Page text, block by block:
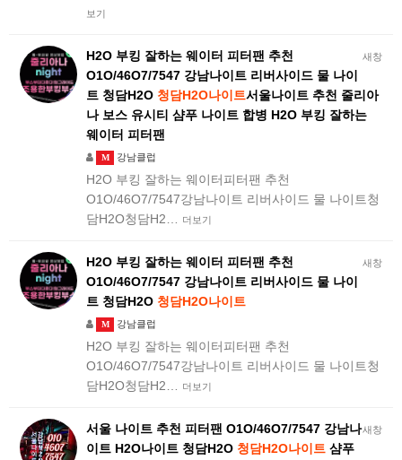
보기
새창
H2O 부킹 잘하는 웨이터 피터팬 추천
O1O/46O7/7547 강남나이트 리버사이드 물 나이
트 청담H2O 청담H2O나이트서울나이트 추천 줄리아
나 보스 유시티 샴푸 나이트 합병 H2O 부킹 잘하는
웨이터 피터팬
M 강남클럽
H2O 부킹 잘하는 웨이터피터팬 추천
O1O/46O7/7547강남나이트 리버사이드 물 나이트청
담H2O청담H2…
더보기
새창
H2O 부킹 잘하는 웨이터 피터팬 추천
O1O/46O7/7547 강남나이트 리버사이드 물 나이
트 청담H2O 청담H2O나이트
M 강남클럽
H2O 부킹 잘하는 웨이터피터팬 추천
O1O/46O7/7547강남나이트 리버사이드 물 나이트청
담H2O청담H2…
더보기
새창
서울 나이트 추천 피터팬 O1O/46O7/7547 강남나
이트 H2O나이트 청담H2O 청담H2O나이트 샴푸